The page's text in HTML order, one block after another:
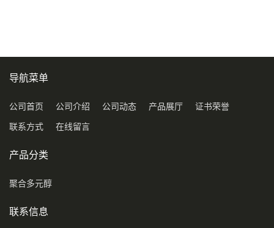
导航菜单
公司首页 公司介绍 公司动态 产品展厅 证书荣誉
联系方式 在线留言
产品分类
聚合多元醇
联系信息